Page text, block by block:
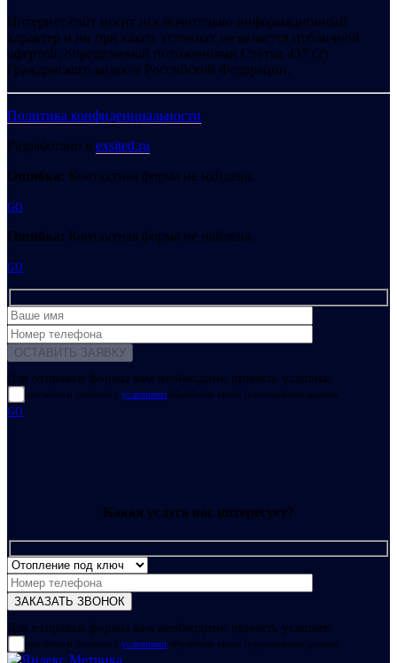
Интернет-сайт носит исключительно информационный
характер и ни при каких условиях не является публичной
офертой, определяемой положениями Статьи 437 (2)
Гражданского кодекса Российской Федерации.
Политика конфиденциальности
Разработано в exsited.ru
Ошибка: Контактная форма не найдена.
GO
Ошибка: Контактная форма не найдена.
GO
Для отправки формы вам необходимо принять условия:
прочитал и согласен с условиями обработки своих персональных данных
GO
Какая услуга вас интересует?
Для отправки формы вам необходимо принять условия:
прочитал и согласен с условиями обработки своих персональных данных